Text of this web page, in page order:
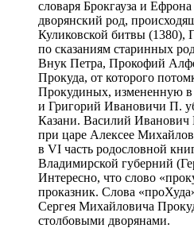
словаря Брокгауза и
дворянский род,
Куликовской битвы (1380),
по сказаниям старинных
Внук Петра, Прокофий
Прокуда, от которого
Прокудиных, измененную в
и Григорий Ивановичи П.
Казани. Василий Иванович
при царе Алексее
в VI часть родословной
Владимирской губерний
Интересно, что слово
проказник. Слова
Сергея Михайловича
столбовыми дворянами.